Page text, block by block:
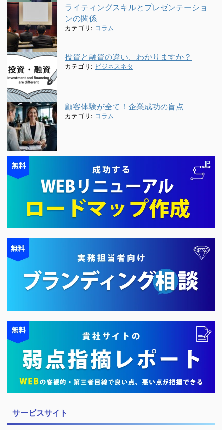
ライティングスキルとプレゼンテーショ
ンの関係
カテゴリ: コラム
投資と融資の違い、わかりますか？
カテゴリ: ビジネスネタ
顧客体験が全て！企業成功の盲点
カテゴリ: コラム
サービスサイト